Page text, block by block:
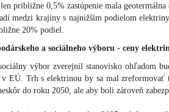
približne 0,5% zastúpenie mala geotermálna
medzi krajiny s najnižším podielom
20% podiel.
a sociálneho výboru - ceny
výbor zverejnil stanovisko ohľadom
v EÚ. Trh s elektrinou by sa mal
do roku 2050, ale aby boli zároveň